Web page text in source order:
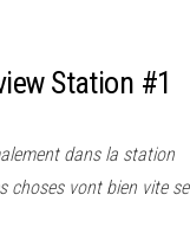
Station #1
dans la station
choses vont bien vite se